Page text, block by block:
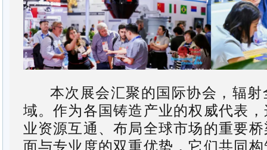
本次展会汇聚的国际协会，辐射
域。作为各国铸造产业的权威代表
业资源互通、布局全球市场的重要
面与专业度的双重优势，它们共同